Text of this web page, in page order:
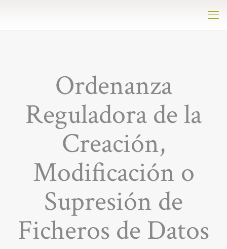
Ordenanza
Reguladora de la
Creación,
Modificación o
Supresión de
Ficheros de Datos